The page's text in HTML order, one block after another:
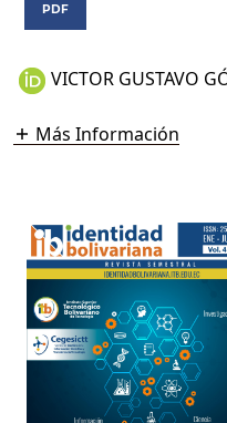
PDF
VICTOR GUSTAVO
Más Información